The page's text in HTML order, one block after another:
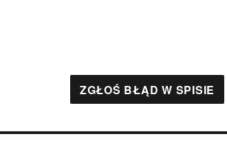
ZGŁOŚ BŁĄD W SPISIE